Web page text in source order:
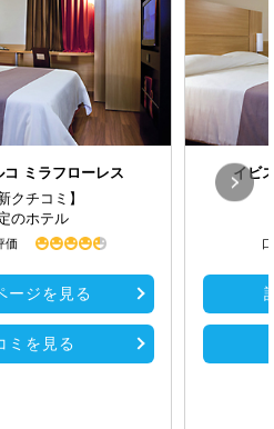
コ ミラフローレス
クチコミ】
のホテル
価
ージを見る
ミを見る
イビ